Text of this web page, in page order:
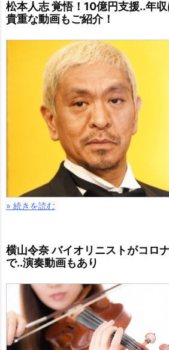
松本人志 覚悟！10億円支援..年
貴重な動画もご紹介！
» 続きを読む
横山令奈 バイオリニストがコロ
で..演奏動画もあり